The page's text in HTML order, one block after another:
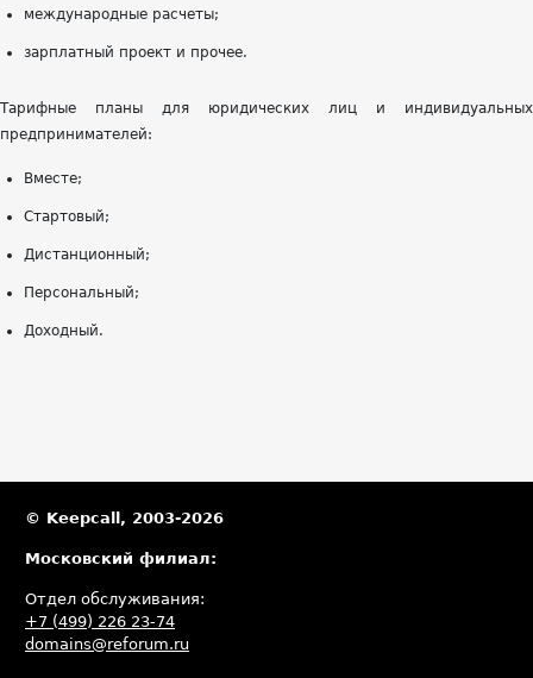
международные расчеты;
зарплатный проект и прочее.
Тарифные планы для юридических лиц и индивидуальных
предпринимателей:
Вместе;
Стартовый;
Дистанционный;
Персональный;
Доходный.
© Keepcall, 2003-2026
Московский филиал:
Отдел обслуживания:
+7 (499) 226 23-74
domains@reforum.ru